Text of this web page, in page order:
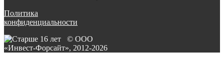
Политика
конфиденциальности
© ООО
«Инвест-Форсайт», 2012-2026